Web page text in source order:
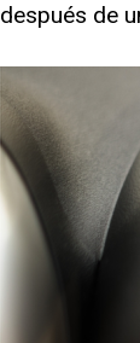
después de